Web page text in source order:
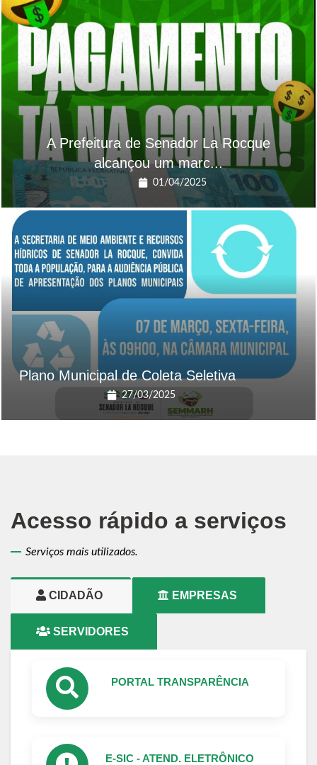
A Prefeitura de Senador La Rocque
alcançou um marc...
01/04/2025
Plano Municipal de Coleta Seletiva
27/03/2025
Acesso rápido a serviços
Serviços mais utilizados.
CIDADÃO EMPRESAS
SERVIDORES
PORTAL TRANSPARÊNCIA
E-SIC - ATEND. ELETRÔNICO